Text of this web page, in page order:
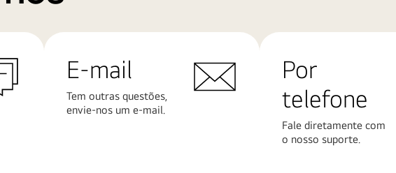
E-mail
Tem outras questões,
envie-nos um e-mail.
Por
telefone
Fale diretamente com
o nosso suporte.